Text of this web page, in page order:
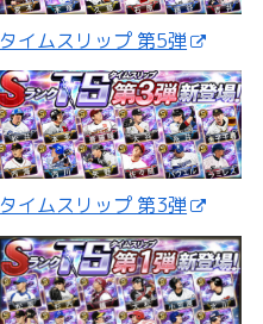
タイムスリップ 第5弾
タイムスリップ 第3弾